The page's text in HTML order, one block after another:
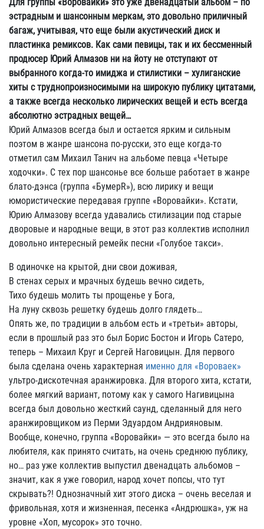
эстрадным и шансонным меркам, это довольно приличный
багаж, учитывая, что еще были акустический диск и
пластинка ремиксов. Как сами певицы, так и их бессменный
продюсер Юрий Алмазов ни на йоту не отступают от
выбранного когда-то имиджа и стилистики – хулиганские
хиты с труднопроизносимыми на широкую публику цитатами,
а также всегда несколько лирических вещей и есть всегда
абсолютно эстрадных вещей…
Юрий Алмазов всегда был и остается ярким и сильным
поэтом в жанре шансона по-русски, это еще когда-то
отметил сам Михаил Танич на альбоме певца «Четыре
ходочки». С тех пор шансонье все больше работает в жанре
блато-дэнса (группа «БумерR»), всю лирику и вещи
юмористические передавая группе «Воровайки». Кстати,
Юрию Алмазову всегда удавались стилизации под старые
дворовые и народные вещи, в этот раз коллектив исполнил
довольно интересный ремейк песни «Голубое такси».
В одиночке на крытой, дни свои доживая,
В стенах серых и мрачных будешь вечно сидеть,
Тихо будешь молить ты прощенье у Бога,
На луну сквозь решетку будешь долго глядеть…
Опять же, по традиции в альбом есть и «третьи» авторы,
если в прошлый раз это был Борис Бостон и Игорь Сатеро,
теперь – Михаил Круг и Сергей Наговицын. Для первого
была сделана очень характерная именно для «Вороваек»
ультро-дискотечная аранжировка. Для второго хита, кстати,
более мягкий вариант, потому как у самого Нагивицына
всегда был довольно жесткий саунд, сделанный для него
аранжировщиком из Перми Эдуардом Андрияновым.
Вообще, конечно, группа «Воровайки» — это всегда было на
любителя, как принято считать, на очень среднюю публику,
но… раз уже коллектив выпустил двенадцать альбомов –
значит, как я уже говорил, народ хочет попсы, что тут
скрывать?! Однозначный хит этого диска – очень веселая и
фривольная, хотя и жизненная, песенка «Андрюшка», уж на
уровне «Хоп, мусорок» это точно.